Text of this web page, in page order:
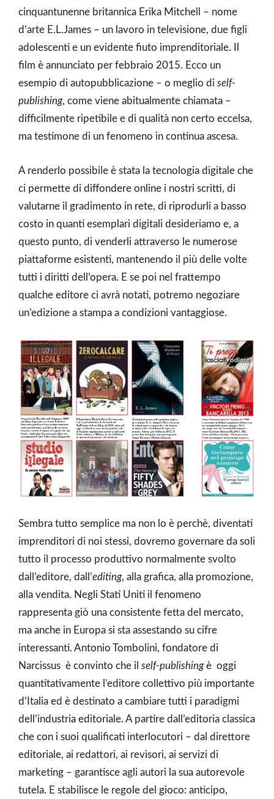
cinquantunenne britannica Erika Mitchell – nome
d’arte E.L.James – un lavoro in televisione, due figli
adolescenti e un evidente fiuto imprenditoriale. Il
film è annunciato per febbraio 2015. Ecco un
esempio di autopubblicazione – o meglio di self-
publishing, come viene abitualmente chiamata –
difficilmente ripetibile e di qualità non certo eccelsa,
ma testimone di un fenomeno in continua ascesa.
A renderlo possibile è stata la tecnologia digitale che
ci permette di diffondere online i nostri scritti, di
valutarne il gradimento in rete, di riprodurli a basso
costo in quanti esemplari digitali desideriamo e, a
questo punto, di venderli attraverso le numerose
piattaforme esistenti, mantenendo il più delle volte
tutti i diritti dell’opera. E se poi nel frattempo
qualche editore ci avrà notati, potremo negoziare
un’edizione a stampa a condizioni vantaggiose.
Sembra tutto semplice ma non lo è perchè, diventati
imprenditori di noi stessi, dovremo governare da soli
tutto il processo produttivo normalmente svolto
dall’editore, dall’editing, alla grafica, alla promozione,
alla vendita. Negli Stati Uniti il fenomeno
rappresenta giò una consistente fetta del mercato,
ma anche in Europa si sta assestando su cifre
interessanti. Antonio Tombolini, fondatore di
Narcissus è convinto che il self-publishingè oggi
quantitativamente l’editore collettivo più importante
d’Italia ed è destinato a cambiare tutti i paradigmi
dell’industria editoriale. A partire dall’editoria classica
che con i suoi qualificati interlocutori – dal direttore
editoriale, ai redattori, ai revisori, ai servizi di
marketing – garantisce agli autori la sua autorevole
tutela. E stabilisce le regole del gioco: anticipo,